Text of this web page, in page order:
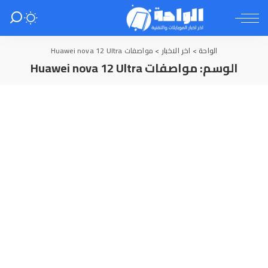
الواحة > اخر الاخبار > مواصفات Huawei nova 12 Ultra
الوسم:مواصفات Huawei nova 12 Ultra